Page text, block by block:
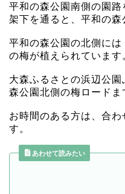
平和の森公園南側の園
架下を通ると、平和の森
平和の森公園の北側に
の梅が植えられています
大森ふるさとの浜辺公
森公園北側の梅ロードま
お時間のある方は、合
す。
あわせて読みたい